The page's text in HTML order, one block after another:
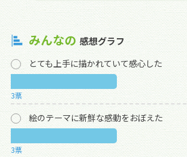
みんなの 感想グラフ
とても上手に描かれていて感心した
3票
絵のテーマに新鮮な感動をおぼえた
3票